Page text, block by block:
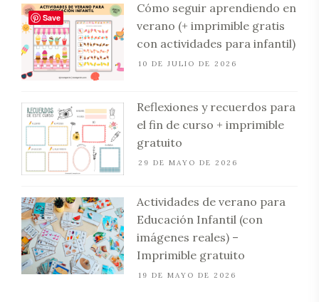
Cómo seguir aprendiendo en
verano (+ imprimible gratis
con actividades para infantil)
10 DE JULIO DE 2026
Reflexiones y recuerdos para
el fin de curso + imprimible
gratuito
29 DE MAYO DE 2026
Actividades de verano para
Educación Infantil (con
imágenes reales) –
Imprimible gratuito
19 DE MAYO DE 2026
Save